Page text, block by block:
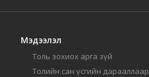
Мэдээлэл
Толь зохиох арга зүй
Толийн сан үсгийн дарааллаар